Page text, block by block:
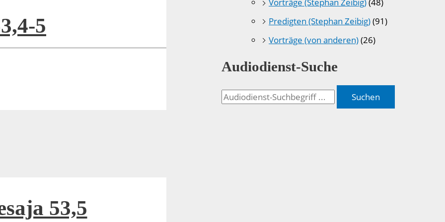
5
53,5
Vorträge (Stephan Zeibig)(48)
Predigten (Stephan Zeibig)(91)
Vorträge (von anderen)(26)
Audiodienst-Suche
Suchen